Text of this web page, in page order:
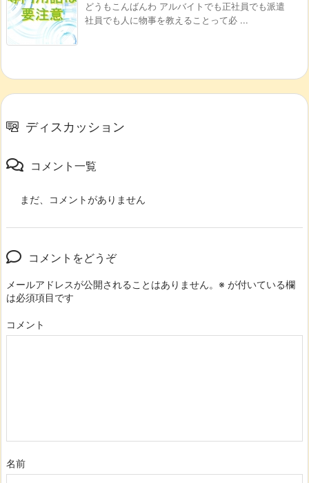
どうもこんばんわ アルバイトでも正社員でも派遣
社員でも人に物事を教えることって必 ...
ディスカッション
コメント一覧
まだ、コメントがありません
コメントをどうぞ
メールアドレスが公開されることはありません。 ※ が付いている欄
は必須項目です
コメント
名前